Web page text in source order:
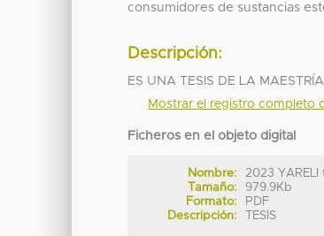
consumidores de sustancias
Descripción:
ES UNA TESIS DE LA
Mostrar el registro completo
Ficheros en el objeto digital
Nombre:
2023
Tamaño:
979.9Kb
Formato:
PDF
Descripción:
TESIS